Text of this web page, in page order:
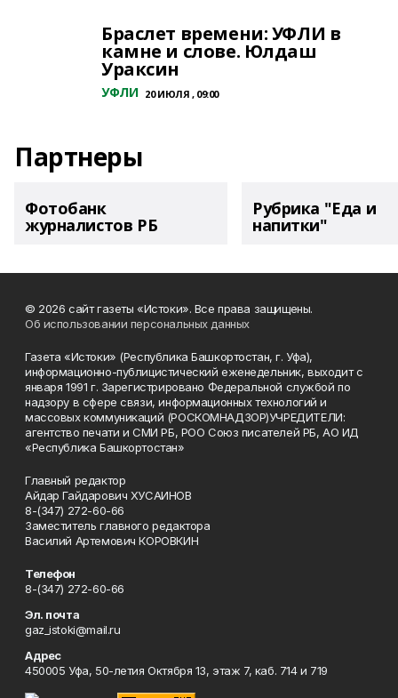
Браслет времени: УФЛИ в
камне и слове. Юлдаш
Ураксин
УФЛИ 20 ИЮЛЯ , 09:00
Партнеры
Фотобанк
журналистов РБ
Рубрика "Еда и
напитки"
© 2026 сайт газеты «Истоки». Все права защищены.
Об использовании персональных данных
Газета «Истоки» (Республика Башкортостан, г. Уфа),
информационно-публицистический еженедельник, выходит с
января 1991 г. Зарегистрировано Федеральной службой по
надзору в сфере связи, информационных технологий и
массовых коммуникаций (РОСКОМНАДЗОР)УЧРЕДИТЕЛИ:
агентство печати и СМИ РБ, РОО Союз писателей РБ, АО ИД
«Республика Башкортостан»
Главный редактор
Айдар Гайдарович ХУСАИНОВ
8-(347) 272-60-66
Заместитель главного редактора
Василий Артемович КОРОВКИН
Телефон
8-(347) 272-60-66
Эл. почта
gaz_istoki@mail.ru
Адрес
450005 Уфа, 50-летия Октября 13, этаж 7, каб. 714 и 719